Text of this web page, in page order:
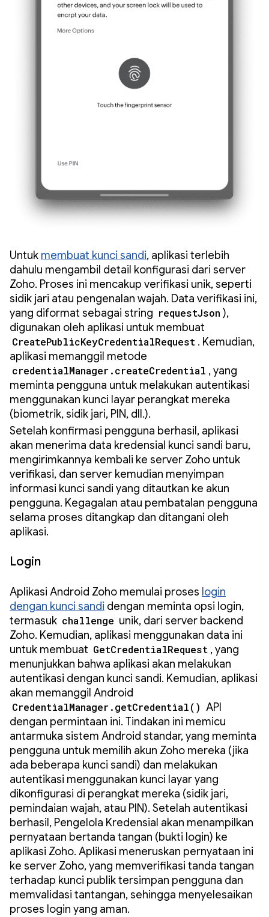
Untuk membuat kunci sandi, aplikasi terlebih
dahulu mengambil detail konfigurasi dari server
Zoho. Proses ini mencakup verifikasi unik, seperti
sidik jari atau pengenalan wajah. Data verifikasi ini,
yang diformat sebagai string requestJson ),
digunakan oleh aplikasi untuk membuat
CreatePublicKeyCredentialRequest . Kemudian,
aplikasi memanggil metode
credentialManager.createCredential , yang
meminta pengguna untuk melakukan autentikasi
menggunakan kunci layar perangkat mereka
(biometrik, sidik jari, PIN, dll.).
Setelah konfirmasi pengguna berhasil, aplikasi
akan menerima data kredensial kunci sandi baru,
mengirimkannya kembali ke server Zoho untuk
verifikasi, dan server kemudian menyimpan
informasi kunci sandi yang ditautkan ke akun
pengguna. Kegagalan atau pembatalan pengguna
selama proses ditangkap dan ditangani oleh
aplikasi.
Login
Aplikasi Android Zoho memulai proses login
dengan kunci sandi dengan meminta opsi login,
termasuk challenge unik, dari server backend
Zoho. Kemudian, aplikasi menggunakan data ini
untuk membuat GetCredentialRequest , yang
menunjukkan bahwa aplikasi akan melakukan
autentikasi dengan kunci sandi. Kemudian, aplikasi
akan memanggil Android
CredentialManager.getCredential() API
dengan permintaan ini. Tindakan ini memicu
antarmuka sistem Android standar, yang meminta
pengguna untuk memilih akun Zoho mereka (jika
ada beberapa kunci sandi) dan melakukan
autentikasi menggunakan kunci layar yang
dikonfigurasi di perangkat mereka (sidik jari,
pemindaian wajah, atau PIN). Setelah autentikasi
berhasil, Pengelola Kredensial akan menampilkan
pernyataan bertanda tangan (bukti login) ke
aplikasi Zoho. Aplikasi meneruskan pernyataan ini
ke server Zoho, yang memverifikasi tanda tangan
terhadap kunci publik tersimpan pengguna dan
memvalidasi tantangan, sehingga menyelesaikan
proses login yang aman.